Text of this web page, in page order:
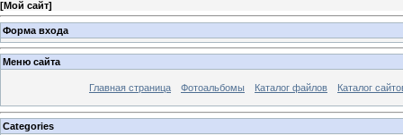
[Мой сайт]
Форма входа
Меню сайта
Главная страница Фотоальбомы Каталог файлов Каталог
Categories